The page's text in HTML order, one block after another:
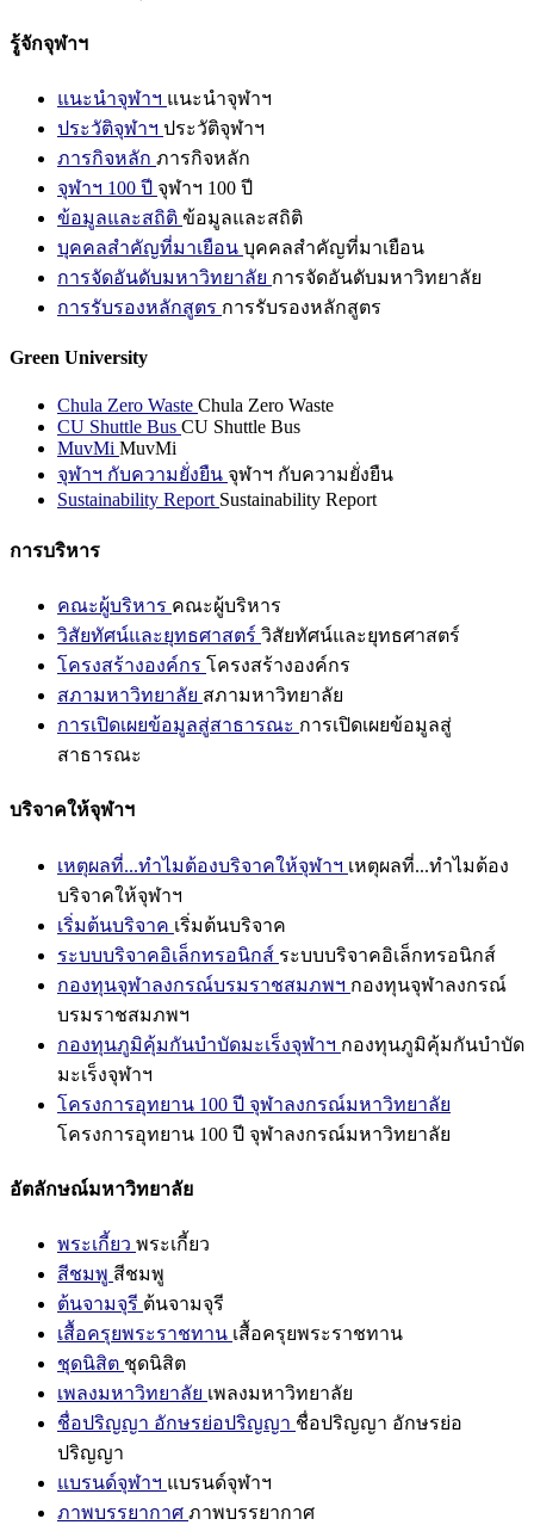
รู้จักจุฬาฯ
แนะนำจุฬาฯ แนะนำจุฬาฯ
ประวัติจุฬาฯ ประวัติจุฬาฯ
ภารกิจหลัก ภารกิจหลัก
จุฬาฯ 100 ปี จุฬาฯ 100 ปี
ข้อมูลและสถิติ ข้อมูลและสถิติ
บุคคลสำคัญที่มาเยือน บุคคลสำคัญที่มาเยือน
การจัดอันดับมหาวิทยาลัย การจัดอันดับมหาวิทยาลัย
การรับรองหลักสูตร การรับรองหลักสูตร
Green University
Chula Zero Waste Chula Zero Waste
CU Shuttle Bus CU Shuttle Bus
MuvMi MuvMi
จุฬาฯ กับความยั่งยืน จุฬาฯ กับความยั่งยืน
Sustainability Report Sustainability Report
การบริหาร
คณะผู้บริหาร คณะผู้บริหาร
วิสัยทัศน์และยุทธศาสตร์ วิสัยทัศน์และยุทธศาสตร์
โครงสร้างองค์กร โครงสร้างองค์กร
สภามหาวิทยาลัย สภามหาวิทยาลัย
การเปิดเผยข้อมูลสู่สาธารณะ การเปิดเผยข้อมูลสู่
สาธารณะ
บริจาคให้จุฬาฯ
เหตุผลที่...ทำไมต้องบริจาคให้จุฬาฯ เหตุผลที่...ทำไมต้อง
บริจาคให้จุฬาฯ
เริ่มต้นบริจาค เริ่มต้นบริจาค
ระบบบริจาคอิเล็กทรอนิกส์ ระบบบริจาคอิเล็กทรอนิกส์
กองทุนจุฬาลงกรณ์บรมราชสมภพฯ กองทุนจุฬาลงกรณ์
บรมราชสมภพฯ
กองทุนภูมิคุ้มกันบำบัดมะเร็งจุฬาฯ กองทุนภูมิคุ้มกันบำบัด
มะเร็งจุฬาฯ
โครงการอุทยาน 100 ปี จุฬาลงกรณ์มหาวิทยาลัย
โครงการอุทยาน 100 ปี จุฬาลงกรณ์มหาวิทยาลัย
อัตลักษณ์มหาวิทยาลัย
พระเกี้ยว พระเกี้ยว
สีชมพู สีชมพู
ต้นจามจุรี ต้นจามจุรี
เสื้อครุยพระราชทาน เสื้อครุยพระราชทาน
ชุดนิสิต ชุดนิสิต
เพลงมหาวิทยาลัย เพลงมหาวิทยาลัย
ชื่อปริญญา อักษรย่อปริญญา ชื่อปริญญา อักษรย่อ
ปริญญา
แบรนด์จุฬาฯ แบรนด์จุฬาฯ
ภาพบรรยากาศ ภาพบรรยากาศ